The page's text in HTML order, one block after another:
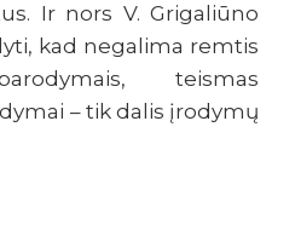
Ir nors V. Grigaliūno
kad negalima remtis
teismas
– tik dalis įrodymų